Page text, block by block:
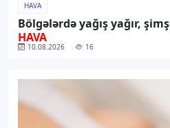
HAVA
Bölgələrdə yağış yağır,
HAVA
10.08.2026 16